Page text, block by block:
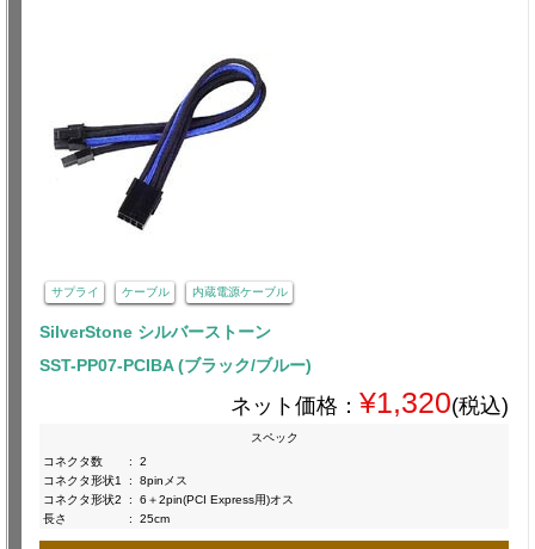
サプライ ケーブル 内蔵電源ケーブル
SilverStone シルバーストーン
SST-PP07-PCIBA (ブラック/ブルー)
ネット価格： ¥1,320(税込)
スペック
コネクタ数
:
2
コネクタ形状1
:
8pinメス
コネクタ形状2
:
6＋2pin(PCI Express用)オス
長さ
: 25cm